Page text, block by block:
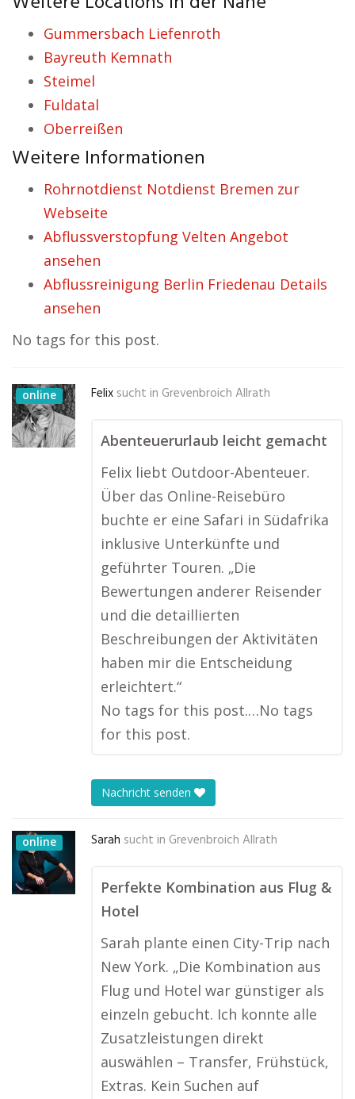
Gummersbach Liefenroth
Bayreuth Kemnath
Steimel
Fuldatal
Oberreißen
Weitere Informationen
Rohrnotdienst Notdienst Bremen zur
Webseite
Abflussverstopfung Velten Angebot
ansehen
Abflussreinigung Berlin Friedenau Details
ansehen
No tags for this post.
online Felix sucht in Grevenbroich Allrath
Abenteuerurlaub leicht gemacht
Felix liebt Outdoor-Abenteuer.
Über das Online-Reisebüro
buchte er eine Safari in Südafrika
inklusive Unterkünfte und
geführter Touren. „Die
Bewertungen anderer Reisender
und die detaillierten
Beschreibungen der Aktivitäten
haben mir die Entscheidung
erleichtert.“
No tags for this post.…No tags
for this post.
Nachricht senden
online Sarah sucht in Grevenbroich Allrath
Perfekte Kombination aus Flug &
Hotel
Sarah plante einen City-Trip nach
New York. „Die Kombination aus
Flug und Hotel war günstiger als
einzeln gebucht. Ich konnte alle
Zusatzleistungen direkt
auswählen – Transfer, Frühstück,
Extras. Kein Suchen auf